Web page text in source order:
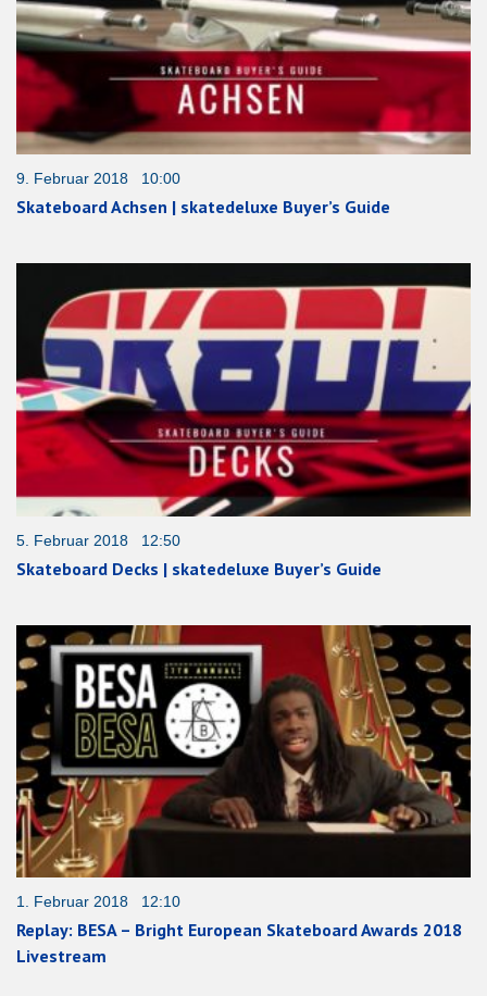
9. Februar 2018 10:00
Skateboard Achsen | skatedeluxe Buyer’s Guide
5. Februar 2018 12:50
Skateboard Decks | skatedeluxe Buyer’s Guide
1. Februar 2018 12:10
Replay: BESA – Bright European Skateboard Awards 2018
Livestream